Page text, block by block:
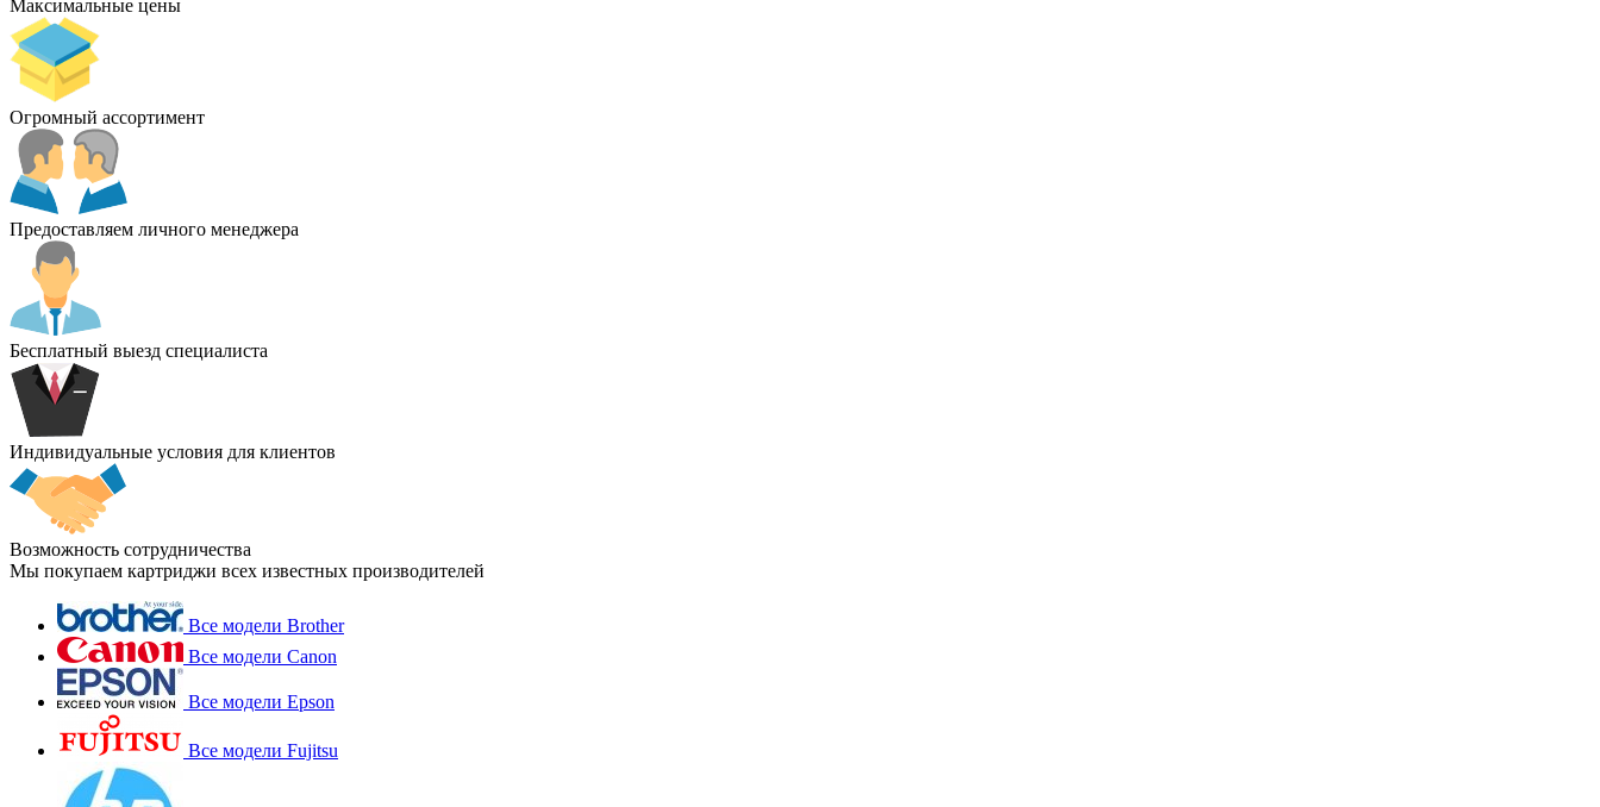
Максимальные цены
Огромный ассортимент
Предоставляем личного менеджера
Бесплатный выезд специалиста
Индивидуальные условия для клиентов
Возможность сотрудничества
Мы покупаем картриджи всех известных производителей
Все модели Brother
Все модели Canon
Все модели Epson
Все модели Fujitsu